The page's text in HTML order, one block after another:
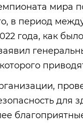
мира
в период
года, как
для